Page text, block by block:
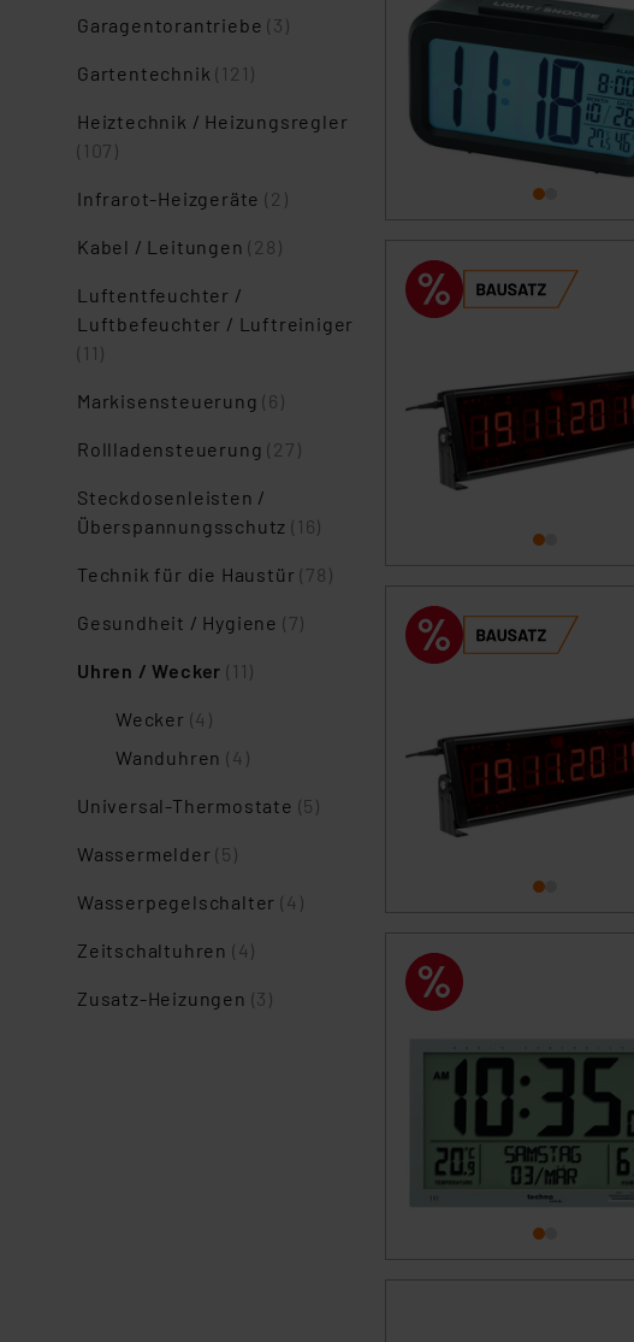
Garagentorantriebe(3)
Gartentechnik(121)
Heiztechnik / Heizungsregler
(107)
Infrarot-Heizgeräte(2)
Kabel / Leitungen(28)
Luftentfeuchter /
Luftbefeuchter / Luftreiniger
(11)
Markisensteuerung(6)
Rollladensteuerung(27)
Steckdosenleisten /
Überspannungsschutz(16)
Technik für die Haustür(78)
Gesundheit / Hygiene (7)
Uhren / Wecker (11)
Wecker (4)
Wanduhren(4)
Universal-Thermostate (5)
Wassermelder(5)
Wasserpegelschalter(4)
Zeitschaltuhren (4)
Zusatz-Heizungen (3)